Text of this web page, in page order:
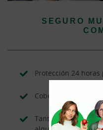
SEGURO
Protección 24
Coberturas que se
Tanto si eres